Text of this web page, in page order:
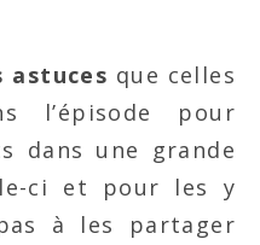
astuces que celles
l’épisode pour
dans une grande
ci et pour les y
à les partager